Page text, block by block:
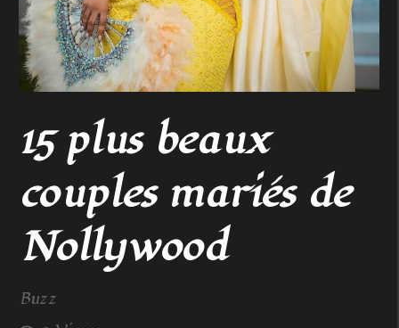
15 plus beaux
couples mariés de
Nollywood
Buzz